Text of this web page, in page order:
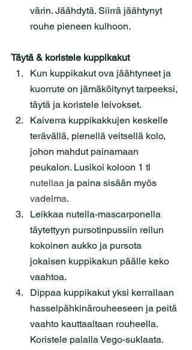
värin. Jäähdytä. Siirrä jäähtynyt
rouhe pieneen kulhoon.
Täytä & koristele kuppikakut
Kun kuppikakut ova jäähtyneet ja
kuorrute on jämäköitynyt tarpeeksi,
täytä ja koristele leivokset.
Kaiverra kuppikakkujen keskelle
terävällä, pienellä veitsellä kolo,
johon mahdut painamaan
peukalon. Lusikoi koloon 1 tl
nutellaa ja paina sisään myös
vadelma.
Leikkaa nutella-mascarponella
täytettyyn pursotinpussiin reilun
kokoinen aukko ja pursota
jokaisen kuppikakun päälle keko
vaahtoa.
Dippaa kuppikakut yksi kerrallaan
hasselpähkinärouheeseen ja peitä
vaahto kauttaaltaan rouheella.
Koristele palalla Vego-suklaata.